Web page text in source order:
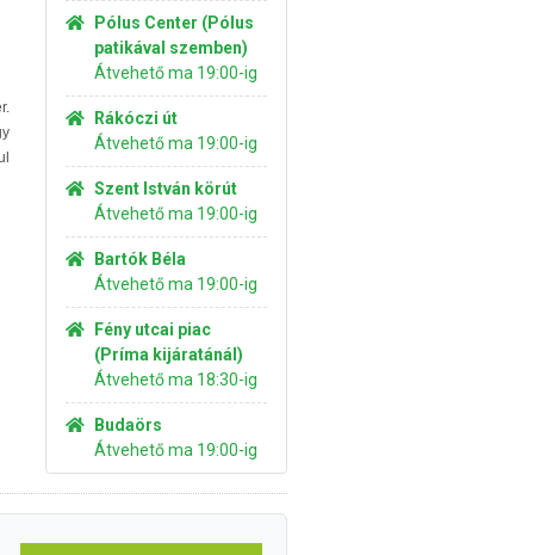
Pólus Center (Pólus
patikával szemben)
Átvehető ma 19:00-ig
Rákóczi út
Átvehető ma 19:00-ig
Szent István körút
Átvehető ma 19:00-ig
Bartók Béla
Átvehető ma 19:00-ig
Fény utcai piac
(Príma kijáratánál)
Átvehető ma 18:30-ig
Budaörs
Átvehető ma 19:00-ig